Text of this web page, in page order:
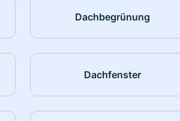
Dachbegrünung
Dachfenster